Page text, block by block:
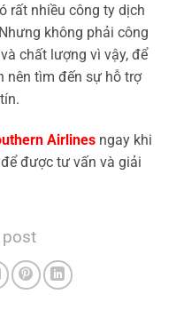
rất nhiều công ty dịch
không phải công
chất lượng vì vậy, để
nên tìm đến sự hỗ trợ
Airlines ngay khi
được tư vấn và giải